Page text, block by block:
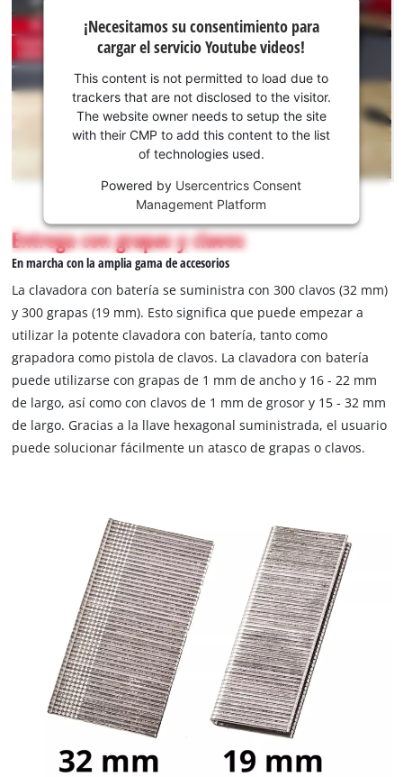
¡Necesitamos
consentimiento
para cargar el
servicio
Youtube!
is
permitted
to
load
to
trackers
that
are
not
to
the
visitor.
¡Necesitamos su consentimiento para
cargar el servicio Youtube videos!
This content is not permitted to load due to
trackers that are not disclosed to the visitor.
The website owner needs to setup the site
with their CMP to add this content to the list
of technologies used.
Powered by Usercentrics Consent
Management Platform
Entrega con grapas y clavos
En marcha con la amplia gama de accesorios
La clavadora con batería se suministra con 300 clavos (32 mm)
y 300 grapas (19 mm). Esto significa que puede empezar a
utilizar la potente clavadora con batería, tanto como
grapadora como pistola de clavos. La clavadora con batería
puede utilizarse con grapas de 1 mm de ancho y 16 - 22 mm
de largo, así como con clavos de 1 mm de grosor y 15 - 32 mm
de largo. Gracias a la llave hexagonal suministrada, el usuario
puede solucionar fácilmente un atasco de grapas o clavos.